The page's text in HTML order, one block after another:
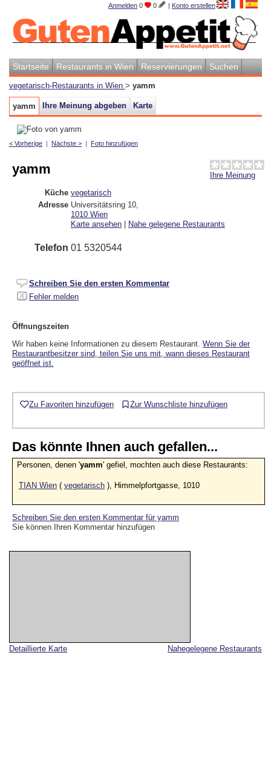
Anmelden 0 0 | Konto erstellen
Startseite Restaurants in Wien Reservierungen Suchen
vegetarisch-Restaurants in Wien > yamm
yamm Ihre Meinung abgeben Karte
< Vorherige | Nächste > | Foto hinzufügen
Nahegelegene Restaurants
Detaillierte Karte
Ihre Meinung
yamm
Küche vegetarisch
Adresse Universitätsring 10
1010 Wien
Karte ansehen | Nahe gelegene Restaurants
Telefon 01 5320544
Schreiben Sie den ersten Kommentar
Fehler melden
Öffnungszeiten
Wir haben keine Informationen zu diesem Restaurant. Wenn Sie der
Restaurantbesitzer sind, teilen Sie uns mit, wann dieses Restaurant
geöffnet ist.
Zu Favoriten hinzufügen Zur Wunschliste hinzufügen
Das könnte Ihnen auch gefallen...
Personen, denen 'yamm' gefiel, mochten auch diese Restaurants:
TIAN Wien ( vegetarisch ), Himmelpfortgasse, 1010
Schreiben Sie den ersten Kommentar für yamm
Sie können Ihren Kommentar hinzufügen